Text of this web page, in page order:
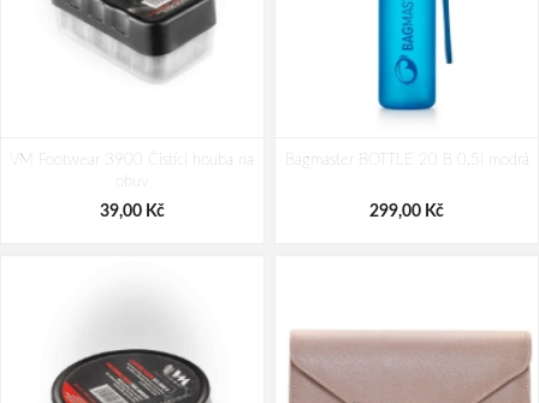
VM Footwear 3900 Čistící houba na
obuv
39,00 Kč
Bagmaster BOTTLE 20 B 0,5l modrá
299,00 Kč